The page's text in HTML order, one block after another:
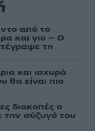
από το
και γιο – Ο
τη
και ισχυρά
θα είναι πιο
διακοπές ο
την σύζυγό του